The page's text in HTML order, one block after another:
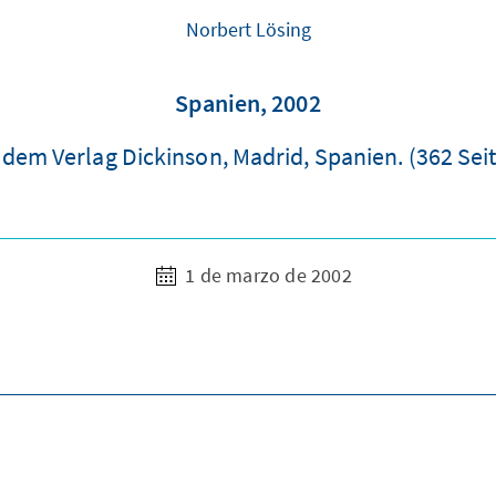
Norbert Lösing
Spanien, 2002
Verlag Dickinson, Madrid, Spanien. (362
1 de marzo de 2002